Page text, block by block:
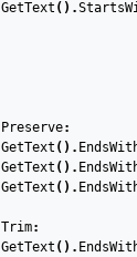
GetText ().
Preserve:
GetText ().
GetText ().
GetText ().
Trim:
GetText ().